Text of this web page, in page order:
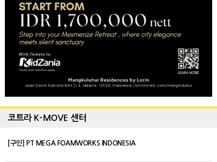
코트라 K-MOVE 센터
[구인] PT MEGA FOAMWORKS INDONESIA